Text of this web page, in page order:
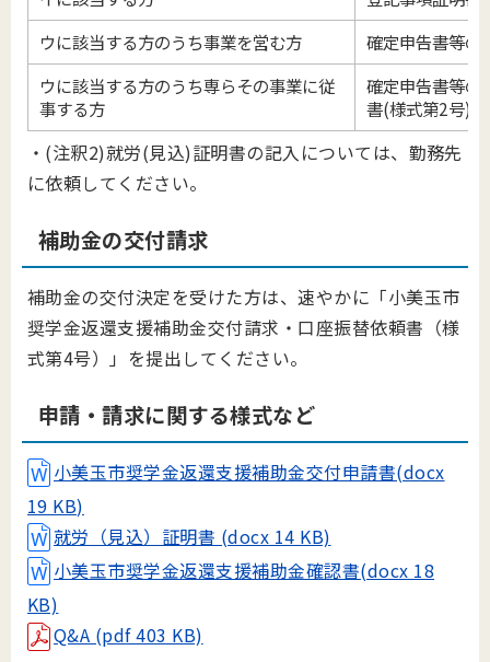
ウに該当する方のうち事業を営む方
確定申告書等の
ウに該当する方のうち専らその事業に従
事する方
確定申告書等の
書(様式第2号)(
・(注釈2)就労(見込)証明書の記入については、勤務先
に依頼してください。
補助金の交付請求
補助金の交付決定を受けた方は、速やかに「小美玉市
奨学金返還支援補助金交付請求・口座振替依頼書（様
式第4号）」を提出してください。
申請・請求に関する様式など
小美玉市奨学金返還支援補助金交付申請書(docx
19 KB)
就労（見込）証明書 (docx 14 KB)
小美玉市奨学金返還支援補助金確認書(docx 18
KB)
Q&A (pdf 403 KB)